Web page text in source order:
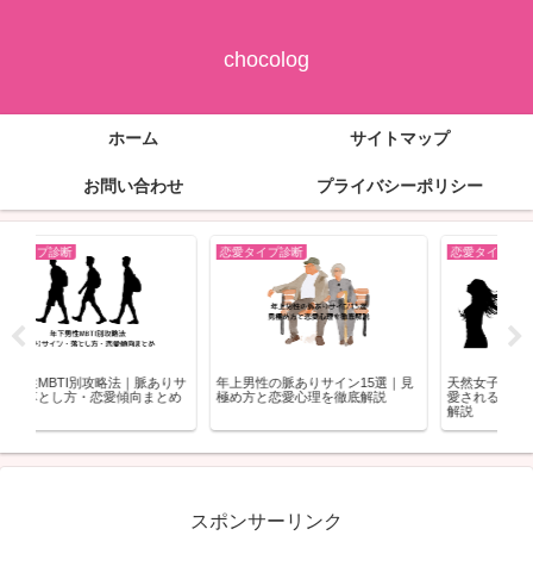
chocolog
ホーム サイトマップ
お問い合わせ プライバシーポリシー
恋愛タイプ診断
年上男性の脈ありサイン15選｜見
極め方と恋愛心理を徹底解説
恋愛タイプ診断
天然女子のあるある20選｜なぜか
愛される理由とモテる魅力を徹底
スポンサーリンク